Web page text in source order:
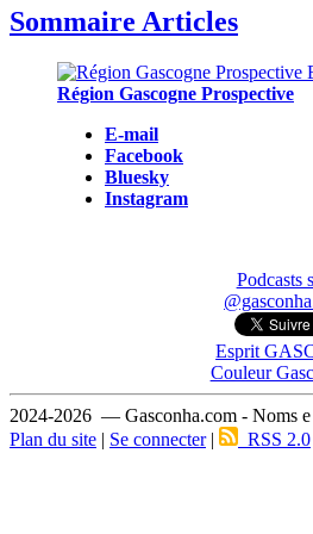
Sommaire Articles
Région Gascogne Prospective
E-mail
Facebook
Bluesky
Instagram
Podcasts
Esprit
Couleur
2024-2026 — Gasconha.com - Noms
Plan du site | Se connecter| RSS 2.0